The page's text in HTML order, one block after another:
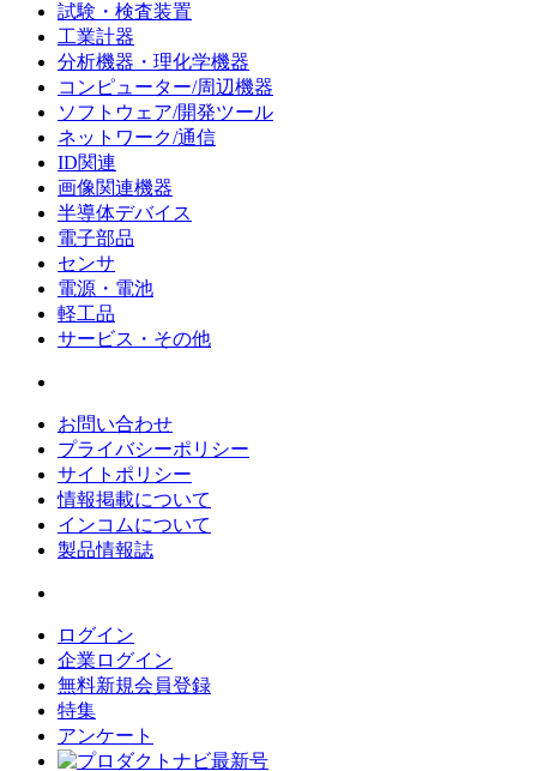
試験・検査装置
工業計器
分析機器・理化学機器
コンピューター/周辺機器
ソフトウェア/開発ツール
ネットワーク/通信
ID関連
画像関連機器
半導体デバイス
電子部品
センサ
電源・電池
軽工品
サービス・その他
お問い合わせ
プライバシーポリシー
サイトポリシー
情報掲載について
インコムについて
製品情報誌
ログイン
企業ログイン
無料新規会員登録
特集
アンケート